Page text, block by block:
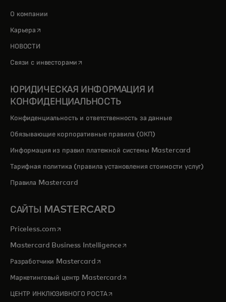
О компании
Карьера opens in a new tab
НОВОСТИ
Связи с инвесторами opens in a new tab
ЮРИДИЧЕСКАЯ ИНФОРМАЦИЯ И
КОНФИДЕНЦИАЛЬНОСТЬ
Конфиденциальность и ответственность за данные
Обязывающие корпоративные правила (ОКП)
Информация из правил платежной системы Mastercard
Тарифная политика (правила установления стоимости услуг)
Правила Mastercard
САЙТЫ MASTERCARD
Priceless.com opens in a new tab
Mastercard Business Intelligenceopens in a new tab
Разработчики Mastercardopens in a new tab
Маркетинговый центр Mastercardopens in a new tab
ЦЕНТР ИНКЛЮЗИВНОГО РОСТАopens in a new tab